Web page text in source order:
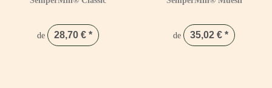
de 28,70 € * de 35,02 € *